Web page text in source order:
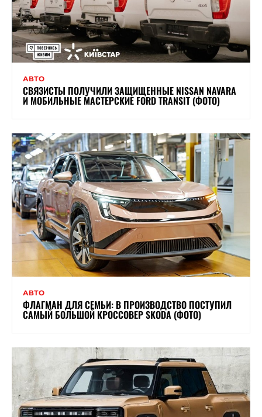
АВТО
СВЯЗИСТЫ ПОЛУЧИЛИ ЗАЩИЩЕННЫЕ NISSAN NAVARA
И МОБИЛЬНЫЕ МАСТЕРСКИЕ FORD TRANSIT (ФОТО)
АВТО
ФЛАГМАН ДЛЯ СЕМЬИ: В ПРОИЗВОДСТВО ПОСТУПИЛ
САМЫЙ БОЛЬШОЙ КРОССОВЕР SKODA (ФОТО)